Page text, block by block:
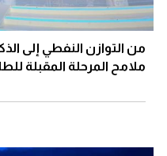
من التوازن النفطي إلى
ملامح المرحلة المقبلة